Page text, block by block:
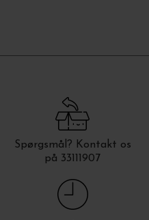
Spørgsmål? Kontakt os
på 33111907